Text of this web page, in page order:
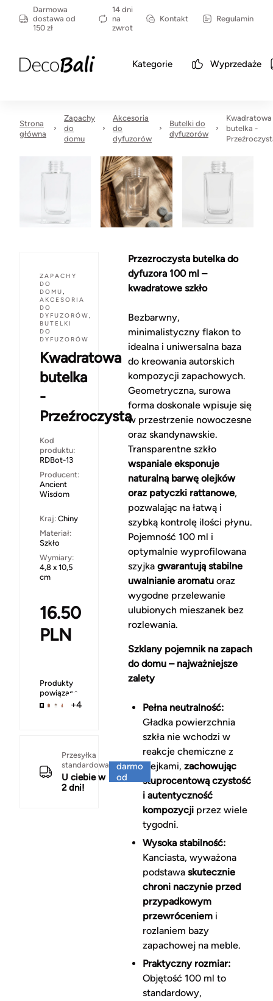
Darmowa
dostawa od
150 zł
14 dni
na
zwrot
Kontakt Regulamin
Kategorie Wyprzedaże
Strona
główna
Zapachy
do
domu
Akcesoria
do
dyfuzorów
Butelki do
dyfuzorów
Kwadratowa
butelka -
ZAPACHY
DO
DOMU,
AKCESORIA
DO
DYFUZORÓW,
BUTELKI
DO
DYFUZORÓW
Kwadratowa
butelka
-
Przeźroczysta
Kod
produktu:
RDBot-13
Producent:
Ancient
Wisdom
Kraj: Chiny
Materiał:
Szkło
Wymiary:
4,8 x 10,5
cm
16.50
PLN
Produkty
powiązane
+4
Przesyłka
standardowa
U ciebie w
2 dni!
darmo
od
Przezroczysta butelka do
dyfuzora 100 ml –
kwadratowe szkło
Bezbarwny,
minimalistyczny flakon to
idealna i uniwersalna baza
do kreowania autorskich
kompozycji zapachowych.
Geometryczna, surowa
forma doskonale wpisuje się
w przestrzenie nowoczesne
oraz skandynawskie.
Transparentne szkło
wspaniale eksponuje
naturalną barwę olejków
oraz patyczki rattanowe,
pozwalając na łatwą i
szybką kontrolę ilości płynu.
Pojemność 100 ml i
optymalnie wyprofilowana
szyjka gwarantują stabilne
uwalnianie aromatuoraz
wygodne przelewanie
ulubionych mieszanek bez
rozlewania.
Szklany pojemnik na zapach
do domu – najważniejsze
zalety
Pełna neutralność:
Gładka powierzchnia
szkła nie wchodzi w
reakcje chemiczne z
olejkami, zachowując
stuprocentową czystość
i autentyczność
kompozycjiprzez wiele
tygodni.
Wysoka stabilność:
Kanciasta, wyważona
podstawa skutecznie
chroni naczynie przed
przypadkowym
przewróceniemi
rozlaniem bazy
zapachowej na meble.
Praktyczny rozmiar:
Objętość 100 ml to
standardowy,